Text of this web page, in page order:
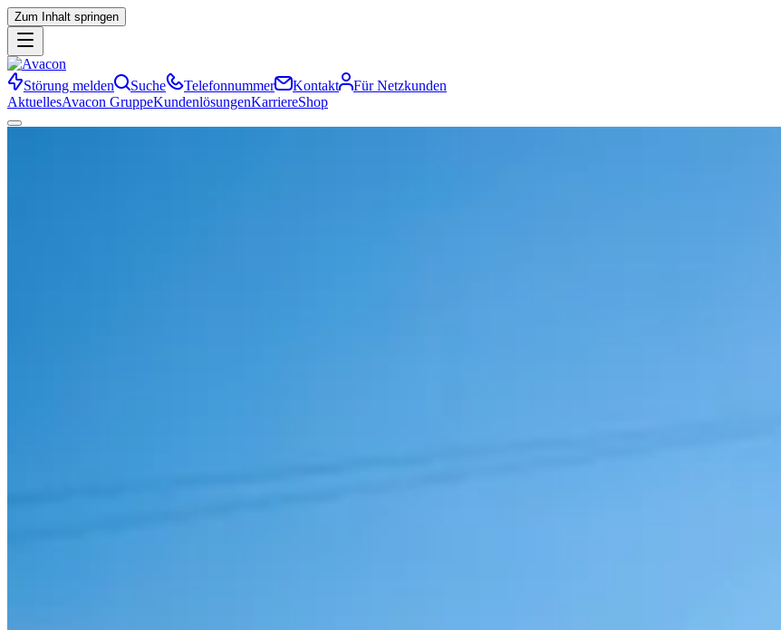
Zum Inhalt springen
Störung melden Suche Telefonnummer Kontakt
Für Netzkunden
AktuellesAvacon GruppeKundenlösungenKarriereShop